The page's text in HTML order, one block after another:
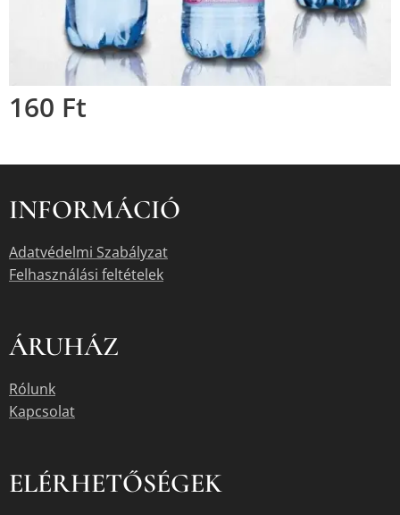
160 Ft
INFORMÁCIÓ
Adatvédelmi Szabályzat
Felhasználási feltételek
ÁRUHÁZ
Rólunk
Kapcsolat
ELÉRHETŐSÉGEK